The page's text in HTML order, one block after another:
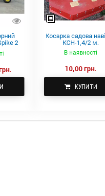
2
Косарка садова
КСН-1,4/2 м.
В наявності
10,00 грн.
КУПИТИ